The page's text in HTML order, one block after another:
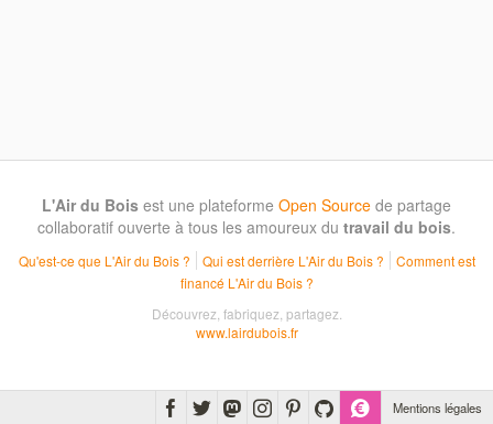
Mentions légales
L'Air du Bois est une plateforme Open Source de partage
collaboratif ouverte à tous les amoureux du travail du bois.
Qu'est-ce que L'Air du Bois ? Qui est derrière L'Air du Bois ?
Comment est
financé L'Air du Bois ?
Découvrez, fabriquez, partagez.
www.lairdubois.fr